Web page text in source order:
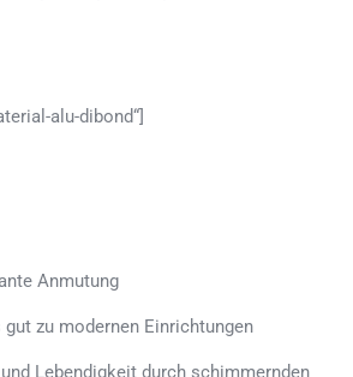
alu-dibond“]
Anmutung
zu modernen Einrichtungen
Lebendigkeit durch schimmernden